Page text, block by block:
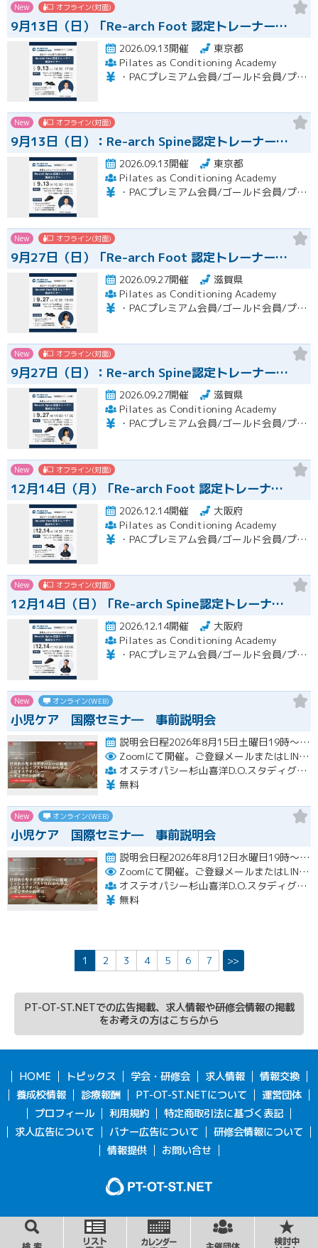
New オフライン(対面)
9月13日（日）「Re-arch Foot 認定トレーナー…
2026.09.13開催
東京都
Pilates as Conditioning Academy
・PACプレミアム会員/ゴールド会員/プラチナ会員：9,900円（税込） ・PACスタンダード会員：13,200円（税込） ・フリー会員：16,500円（税込）
New オフライン(対面)
9月13日（日）：Re-arch Spine認定トレーナー…
2026.09.13開催
東京都
Pilates as Conditioning Academy
・PACプレミアム会員/ゴールド会員/プラチナ会員：9,900円（税込） ・PACスタンダード会員：13,200円（税込） ・フリー会員：16,500円（税込）
New オフライン(対面)
9月27日（日）「Re-arch Foot 認定トレーナー…
2026.09.27開催
滋賀県
Pilates as Conditioning Academy
・PACプレミアム会員/ゴールド会員/プラチナ会員：9,900円（税込） ・PACスタンダード会員：13,200円（税込） ・フリー会員：16,500円（税込）
New オフライン(対面)
9月27日（日）：Re-arch Spine認定トレーナー…
2026.09.27開催
滋賀県
Pilates as Conditioning Academy
・PACプレミアム会員/ゴールド会員/プラチナ会員：9,900円（税込） ・PACスタンダード会員：13,200円（税込） ・フリー会員：16,500円（税込）
New オフライン(対面)
12月14日（月）「Re-arch Foot 認定トレーナ…
2026.12.14開催
大阪府
Pilates as Conditioning Academy
・PACプレミアム会員/ゴールド会員/プラチナ会員：9,900円（税込） ・PACスタンダード会員：13,200円（税込） ・フリー会員：16,500円（税込）
New オフライン(対面)
12月14日（日）「Re-arch Spine認定トレーナ…
2026.12.14開催
大阪府
Pilates as Conditioning Academy
・PACプレミアム会員/ゴールド会員/プラチナ会員：9,900円（税込） ・PACスタンダード会員：13,200円（税込） ・フリー会員：16,500円（税込）
New オンライン(WEB)
小児ケア 国際セミナ― 事前説明会
説明会日程2026年8月15日土曜日19時～1時間ほど 本セミナーは2027年 ①5月2日～5日または ②5月7…開催
Zoomにて開催。ご登録メールまたはLINE登録の確認後メールにてURLをお知らせいたします。
オステオパシー杉山喜洋D.O.スタディグループ
無料
New オンライン(WEB)
小児ケア 国際セミナ― 事前説明会
説明会日程2026年8月12日水曜日19時～1時間ほど 本セミナーは2027年 ①5月2日～5日または ②5月7…開催
Zoomにて開催。ご登録メールまたはLINE登録の確認後メールにてURLをお知らせいたします。
オステオパシー杉山喜洋D.O.スタディグループ
無料
1 2 3 4 5 6 7 >>
PT-OT-ST.NETでの広告掲載、求人情報や研修会情報の掲載
をお考えの方はこちらから
HOME トピックス 学会・研修会 求人情報
情報交換
養成校情報
診療報酬 PT-OT-ST.NETについて
運営団体
プロフィール
利用規約
特定商取引法に基づく表記
求人広告について
バナー広告について
研修会情報について
情報提供
お問い合せ